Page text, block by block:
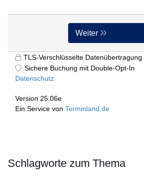
Schlagworte zum Thema